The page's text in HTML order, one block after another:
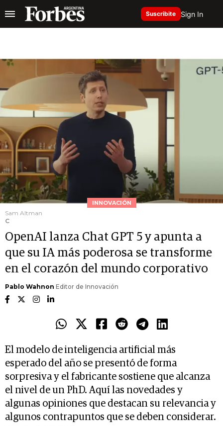
Suscribite Sign In
INNOVACIÓN
Sam Altman
C
OpenAI lanza Chat GPT 5 y apunta a
que su IA más poderosa se transforme
en el corazón del mundo corporativo
Pablo Wahnon Editor de Innovación
El modelo de inteligencia artificial más
esperado del año se presentó de forma
sorpresiva y el fabricante sostiene que alcanza
el nivel de un PhD. Aquí las novedades y
algunas opiniones que destacan su relevancia y
algunos contrapuntos que se deben considerar.